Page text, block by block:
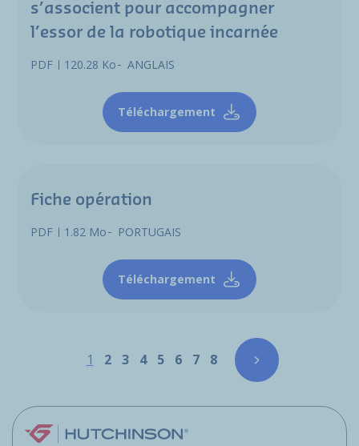
s’associent pour accompagner
l’essor de la robotique incarnée
PDF 120.28 Ko ANGLAIS
Téléchargement
Fiche opération
PDF 1.82 Mo PORTUGAIS
Téléchargement
Page
1 Page
2 Page
3 Page
4 Page
5 Page
6 Page
7 Page
8